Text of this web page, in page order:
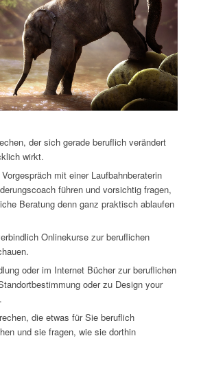
der sich gerade beruflich verändert
wirkt.
mit einer Laufbahnberaterin
führen und vorsichtig fragen,
Beratung denn ganz praktisch ablaufen
Onlinekurse zur beruflichen
oder im Internet Bücher zur beruflichen
oder zu Design your
die etwas für Sie beruflich
und sie fragen, wie sie dorthin